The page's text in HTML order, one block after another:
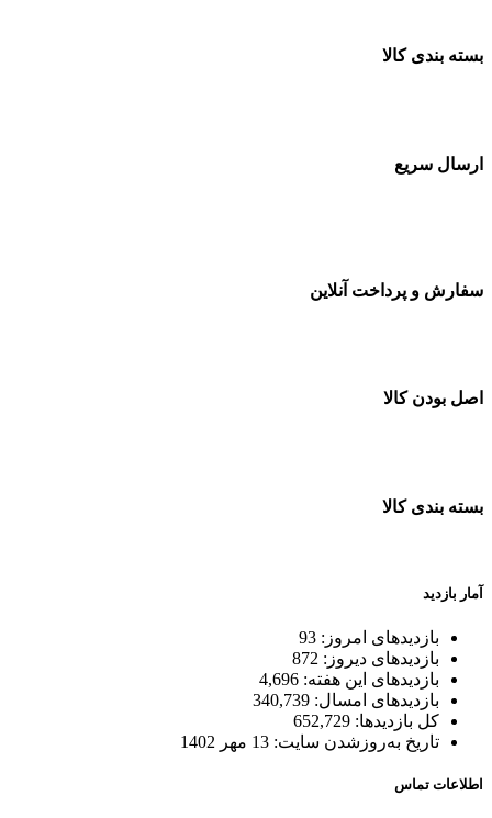
بسته بندی کالا
ارسال سریع
سفارش و پرداخت آنلاین
اصل بودن کالا
بسته بندی کالا
آمار بازدید
بازدیدهای امروز: 93
بازدیدهای دیروز: 872
بازدیدهای این هفته: 4,696
بازدیدهای امسال: 340,739
کل بازدیدها: 652,729
تاریخ به‌روزشدن سایت: 13 مهر 1402
اطلاعات تماس